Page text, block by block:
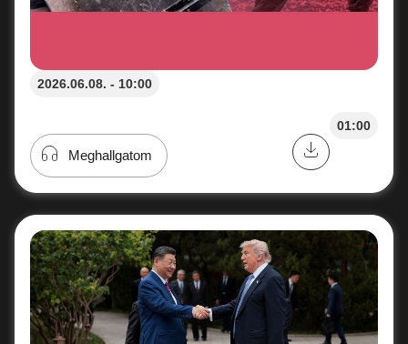
2026.06.08. - 10:00
01:00
Meghallgatom